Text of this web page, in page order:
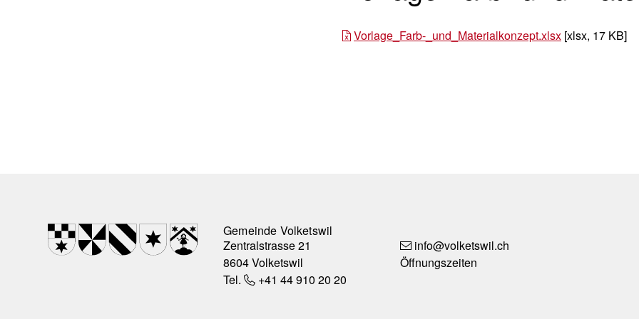
Vorlage_Farb-_und_Materialkonzept.xlsx [xlsx, 17 KB]
Footer
Wappen
Gemeinde Volketswil
Zentralstrasse 21
8604 Volketswil
Tel.
+41 44 910 20 20
info@volketswil.ch
Öffnungszeiten